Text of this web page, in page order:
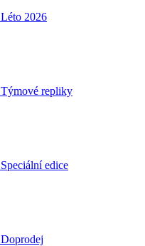
Léto 2026
Týmové repliky
Speciální edice
Doprodej